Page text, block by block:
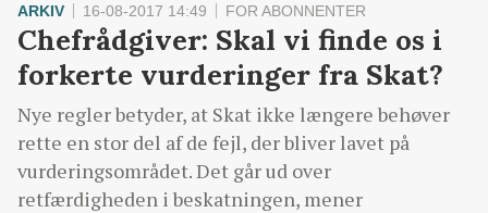
ARKIV 16-08-2017 14:49 FOR ABONNENTER
Chefrådgiver: Skal vi finde os i
forkerte vurderinger fra Skat?
Nye regler betyder, at Skat ikke længere behøver
rette en stor del af de fejl, der bliver lavet på
vurderingsområdet. Det går ud over
retfærdigheden i beskatningen, mener